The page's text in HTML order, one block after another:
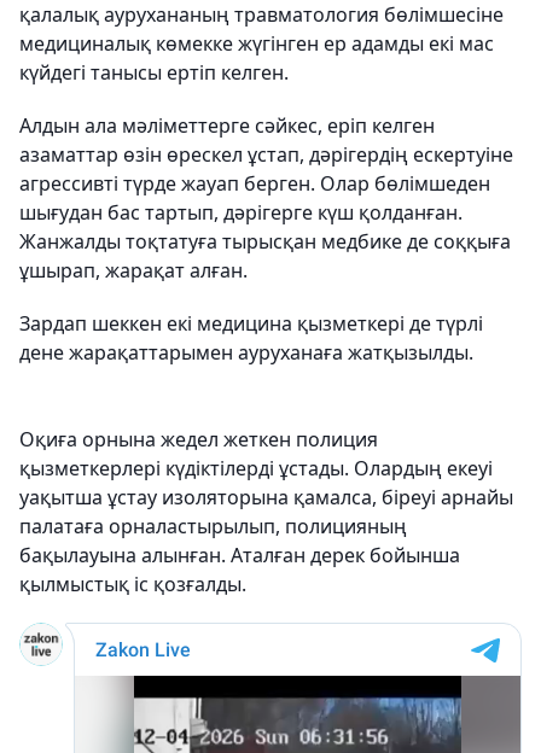
қалалық аурухананың травматология бөлімшесіне
медициналық көмекке жүгінген ер адамды екі мас
күйдегі танысы ертіп келген.
Алдын ала мәліметтерге сәйкес, еріп келген
азаматтар өзін өрескел ұстап, дәрігердің ескертуіне
агрессивті түрде жауап берген. Олар бөлімшеден
шығудан бас тартып, дәрігерге күш қолданған.
Жанжалды тоқтатуға тырысқан медбике де соққыға
ұшырап, жарақат алған.
Зардап шеккен екі медицина қызметкері де түрлі
дене жарақаттарымен ауруханаға жатқызылды.
Оқиға орнына жедел жеткен полиция
қызметкерлері күдіктілерді ұстады. Олардың екеуі
уақытша ұстау изоляторына қамалса, біреуі арнайы
палатаға орналастырылып, полицияның
бақылауына алынған. Аталған дерек бойынша
қылмыстық іс қозғалды.